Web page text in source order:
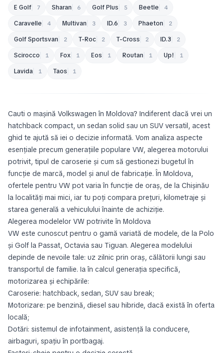
Volkswagen Crafter DEALER
11.200 EUR
AutoCreditBalti.md
Republica Moldova
31 Iulie 2026
1 2 3 4 5 ...
Modele Volkswagen populare